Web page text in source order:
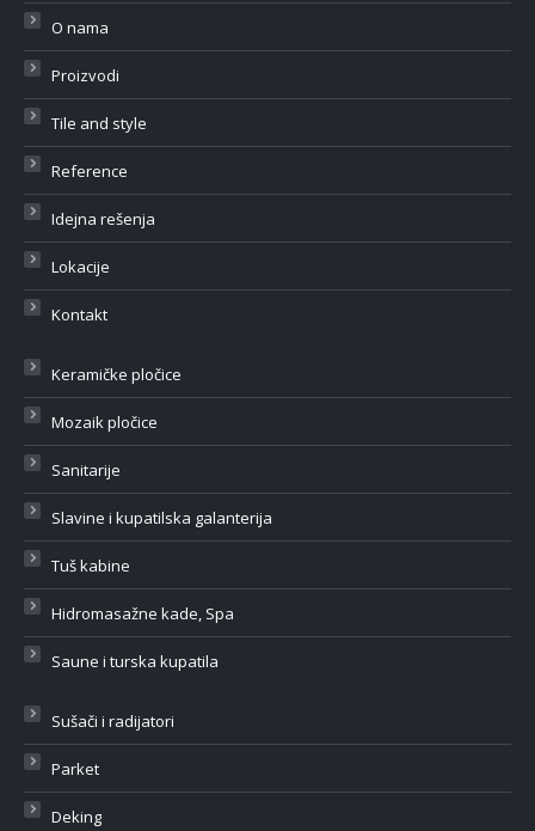
O nama
Proizvodi
Tile and style
Reference
Idejna rešenja
Lokacije
Kontakt
Keramičke pločice
Mozaik pločice
Sanitarije
Slavine i kupatilska galanterija
Tuš kabine
Hidromasažne kade, Spa
Saune i turska kupatila
Sušači i radijatori
Parket
Deking